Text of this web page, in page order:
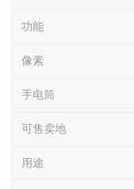
功能
像素
手电筒
可售卖地
用途